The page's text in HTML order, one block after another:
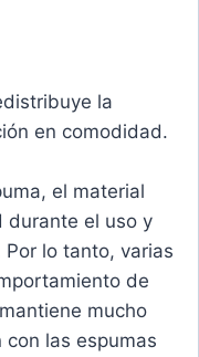
la
en comodidad.
el material
durante el uso y
lo tanto, varias
de
mucho
las espumas